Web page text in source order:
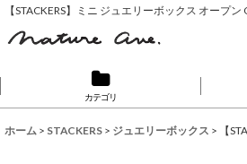
【STACKERS】ミニ ジュエリーボックス オープ
カテゴリ
ホーム > STACKERS > ジュエリーボックス > 【